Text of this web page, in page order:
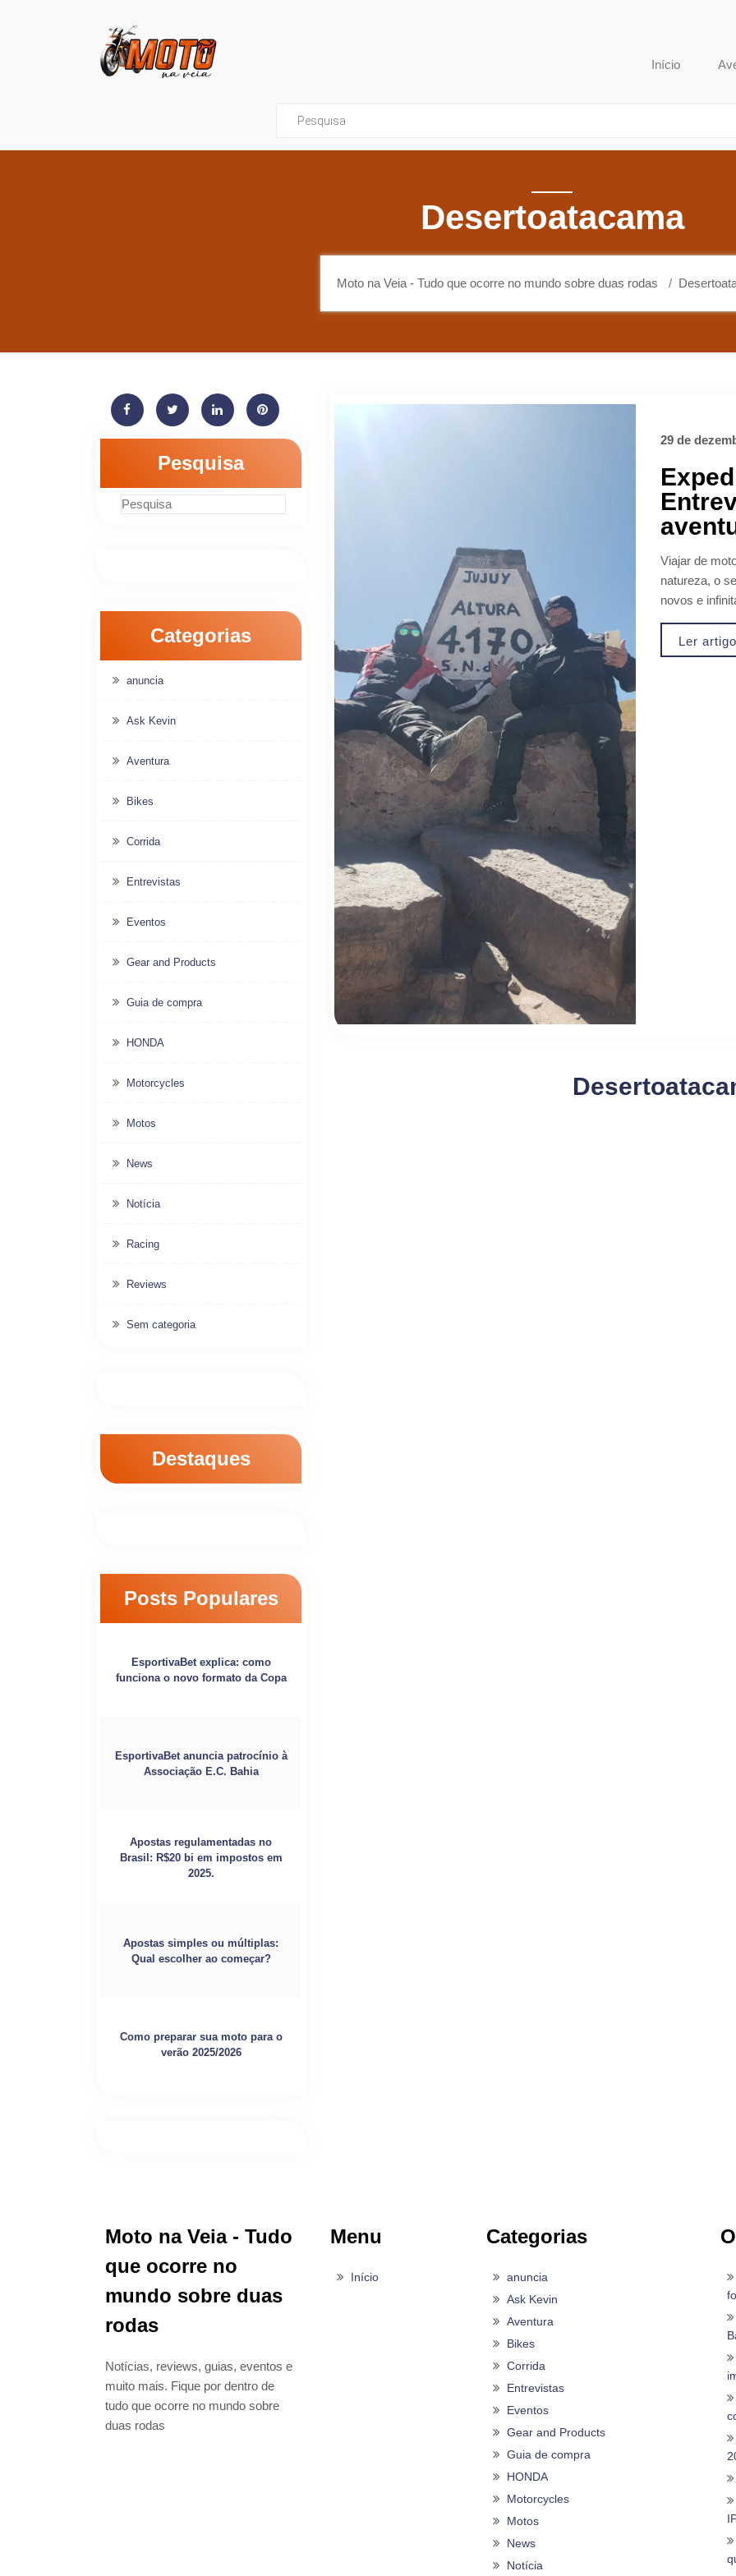
Início
Desertoatacama
Moto na Veia - Tudo que ocorre no mundo sobre duas rodas
29 de
Biz
Viajar de
natureza, o
novos e
Ler artigo
Pesquisa
Categorias
anuncia
Ask Kevin
Aventura
Bikes
Corrida
Entrevistas
Eventos
Gear and Products
Guia de compra
HONDA
Motorcycles
Motos
News
Notícia
Racing
Reviews
Sem categoria
Destaques
Posts Populares
EsportivaBet explica: como
funciona o novo formato da Copa
EsportivaBet anuncia patrocínio à
Associação E.C. Bahia
Apostas regulamentadas no
Brasil: R$20 bi em impostos em
2025.
Apostas simples ou múltiplas:
Qual escolher ao começar?
Como preparar sua moto para o
verão 2025/2026
Moto na Veia - Tudo
que ocorre no
mundo sobre duas
rodas
Notícias, reviews, guias, eventos e
muito mais. Fique por dentro de
tudo que ocorre no mundo sobre
duas rodas
Menu
Início
Categorias
anuncia
Ask Kevin
Aventura
Bikes
Corrida
Entrevistas
Eventos
Gear and Products
Guia de compra
HONDA
Motorcycles
Motos
News
Notícia